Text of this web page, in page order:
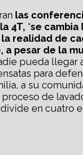
las
4T, “se cambia
realidad de
a pesar de la
pueda llegar
para
a su
proceso de
en cuatro